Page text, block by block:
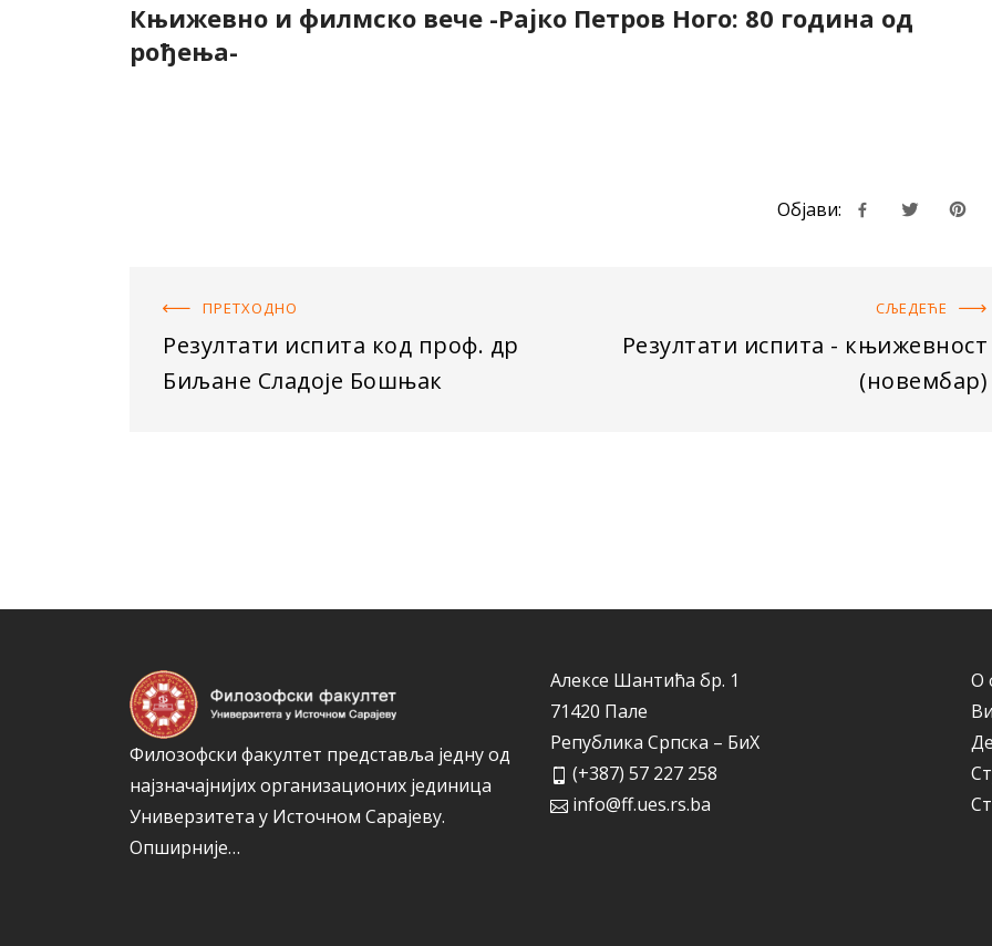
Књижевно и филмско вече -Рајко Петров Ного: 80 година од
рођења-
Објави:
ПРЕТХОДНO
Резултати испита код проф. др
Биљане Сладоје Бошњак
СЉЕДЕЋE
Резултати испита - књижевност
(новембар)
Филозофски факултет представља једну од
најзначајнијих организационих јединица
Универзитета у Источном Сарајеву.
Опширније…
Алексе Шантића бр. 1
71420 Пале
Република Српска – БиХ
(+387) 57 227 258
info@ff.ues.rs.ba
О